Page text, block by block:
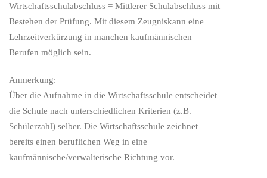
Wirtschaftsschulabschluss = Mittlerer Schulabschluss mit
Bestehen der Prüfung. Mit diesem Zeugniskann eine
Lehrzeitverkürzung in manchen kaufmännischen
Berufen möglich sein.
Anmerkung:
Über die Aufnahme in die Wirtschaftsschule entscheidet
die Schule nach unterschiedlichen Kriterien (z.B.
Schülerzahl) selber. Die Wirtschaftsschule zeichnet
bereits einen beruflichen Weg in eine
kaufmännische/verwalterische Richtung vor.